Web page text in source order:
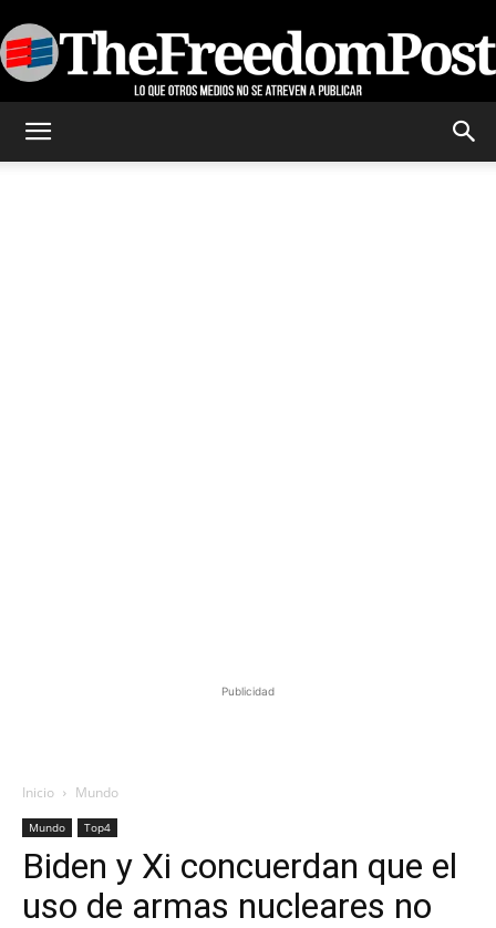
Publicidad
Inicio Mundo
Mundo Top4
Biden y Xi concuerdan que el
uso de armas nucleares no